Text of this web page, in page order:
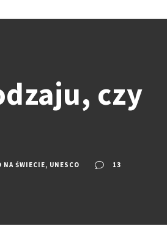
czy
NA ŚWIECIE, UNESCO 13